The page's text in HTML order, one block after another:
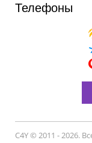
Телефоны
C4Y © 2011 - 2026.